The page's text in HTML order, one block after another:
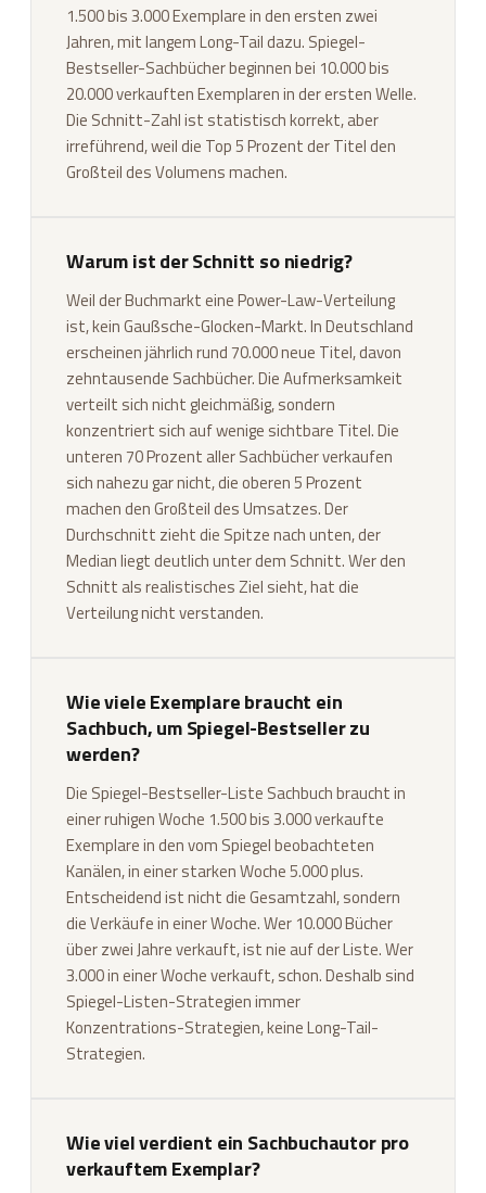
1.500 bis 3.000 Exemplare in den ersten zwei
Jahren, mit langem Long-Tail dazu. Spiegel-
Bestseller-Sachbücher beginnen bei 10.000 bis
20.000 verkauften Exemplaren in der ersten Welle.
Die Schnitt-Zahl ist statistisch korrekt, aber
irreführend, weil die Top 5 Prozent der Titel den
Großteil des Volumens machen.
Warum ist der Schnitt so niedrig?
Weil der Buchmarkt eine Power-Law-Verteilung
ist, kein Gaußsche-Glocken-Markt. In Deutschland
erscheinen jährlich rund 70.000 neue Titel, davon
zehntausende Sachbücher. Die Aufmerksamkeit
verteilt sich nicht gleichmäßig, sondern
konzentriert sich auf wenige sichtbare Titel. Die
unteren 70 Prozent aller Sachbücher verkaufen
sich nahezu gar nicht, die oberen 5 Prozent
machen den Großteil des Umsatzes. Der
Durchschnitt zieht die Spitze nach unten, der
Median liegt deutlich unter dem Schnitt. Wer den
Schnitt als realistisches Ziel sieht, hat die
Verteilung nicht verstanden.
Wie viele Exemplare braucht ein
Sachbuch, um Spiegel-Bestseller zu
werden?
Die Spiegel-Bestseller-Liste Sachbuch braucht in
einer ruhigen Woche 1.500 bis 3.000 verkaufte
Exemplare in den vom Spiegel beobachteten
Kanälen, in einer starken Woche 5.000 plus.
Entscheidend ist nicht die Gesamtzahl, sondern
die Verkäufe in einer Woche. Wer 10.000 Bücher
über zwei Jahre verkauft, ist nie auf der Liste. Wer
3.000 in einer Woche verkauft, schon. Deshalb sind
Spiegel-Listen-Strategien immer
Konzentrations-Strategien, keine Long-Tail-
Strategien.
Wie viel verdient ein Sachbuchautor pro
verkauftem Exemplar?